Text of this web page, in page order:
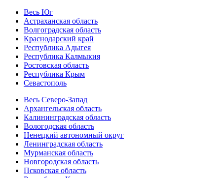
Весь Юг
Астраханская область
Волгоградская область
Краснодарский край
Республика Адыгея
Республика Калмыкия
Ростовская область
Республика Крым
Севастополь
Весь Северо-Запад
Архангельская область
Калининградская область
Вологодская область
Ненецкий автономный округ
Ленинградская область
Мурманская область
Новгородская область
Псковская область